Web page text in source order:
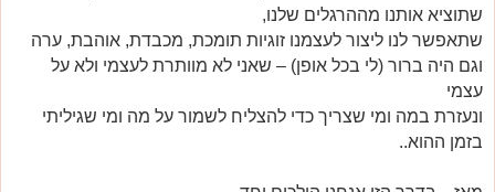
שתוציא אותנו מההרגלים שלנו,
שתאפשר לנו ליצור לעצמנו זוגיות תומכת, מכבדת, אוהבת, ערה
וגם היה ברור (לי בכל אופן) – שאני לא מוותרת לעצמי ולא על
עצמי
ונעזרת במה ומי שצריך כדי להצליח לשמור על מה ומי שגיליתי
בזמן ההוא..